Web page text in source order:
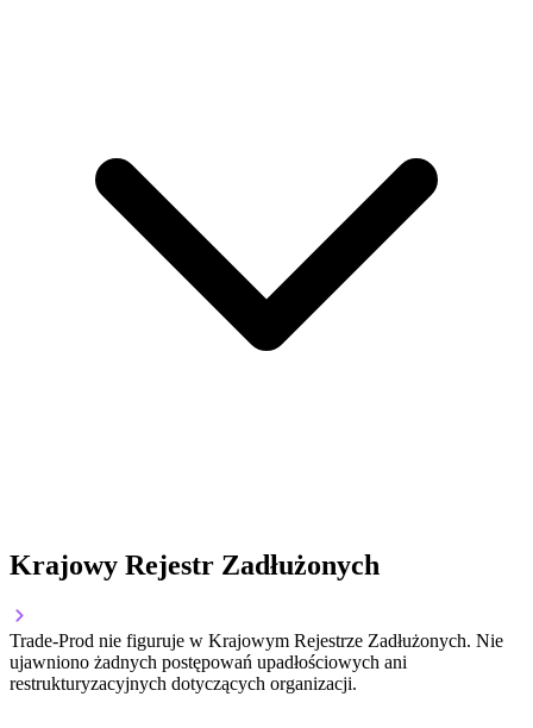
Krajowy Rejestr Zadłużonych
Trade-Prod nie figuruje w Krajowym Rejestrze Zadłużonych. Nie
ujawniono żadnych postępowań upadłościowych ani
restrukturyzacyjnych dotyczących organizacji.